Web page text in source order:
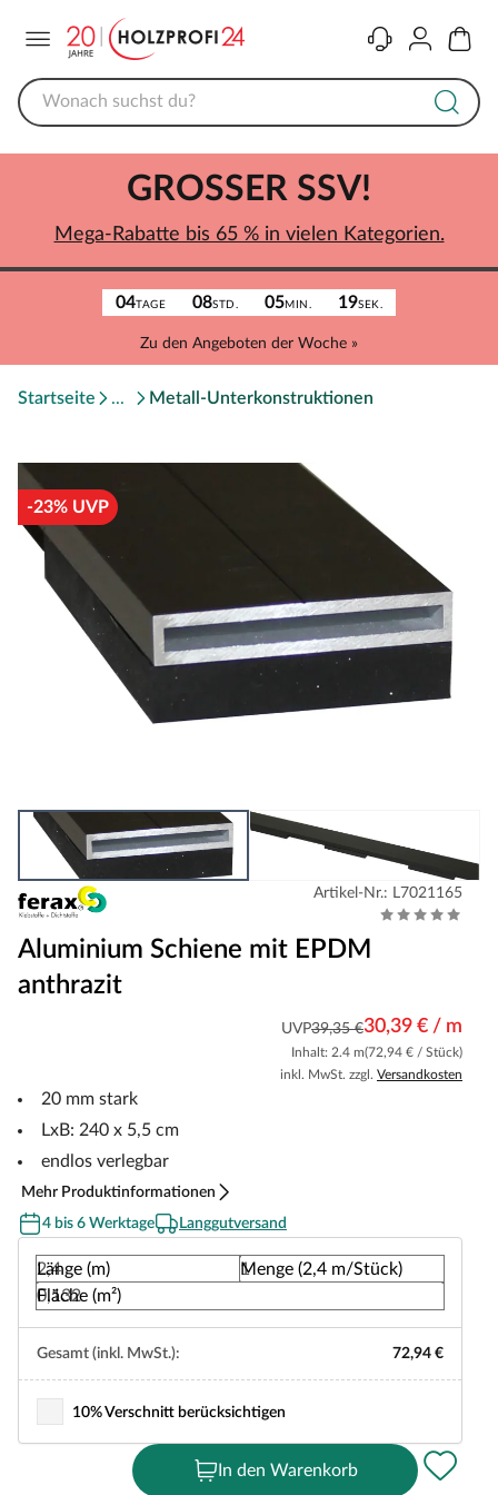
KontaktKonto
04TAGE 08STD. 05MIN. 19SEK.
Zu den Angeboten der Woche »
GROSSER SSV!
Mega-Rabatte bis 65 % in vielen Kategorien.
Startseite Metall-Unterkonstruktionen
-23% UVP
Artikel-Nr.: L7021165
Aluminium Schiene mit EPDM
anthrazit
UVP39,35 €30,39 € / m
Inhalt: 2.4 m(72,94 € / Stück)
inkl. MwSt. zzgl. Versandkosten
20 mm stark
LxB: 240 x 5,5 cm
endlos verlegbar
Mehr Produktinformationen
4 bis 6 Werktage
Langgutversand
Länge (m)
Menge (2,4 m/Stück)
Fläche (m²)
Gesamt (inkl. MwSt.): 72,94 €
10% Verschnitt berücksichtigen
In den Warenkorb